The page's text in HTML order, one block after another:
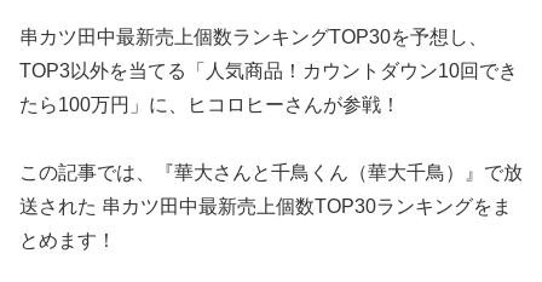
串カツ田中最新売上個数ランキングTOP30を予想し、
TOP3以外を当てる「人気商品！カウントダウン10回でき
たら100万円」に、ヒコロヒーさんが参戦！
この記事では、『華大さんと千鳥くん（華大千鳥）』で放
送された 串カツ田中最新売上個数TOP30ランキングをま
とめます！